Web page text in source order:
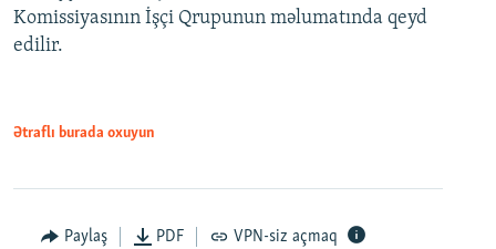
Komissiyasının İşçi Qrupunun məlumatında qeyd
edilir.
Ətraflı burada oxuyun
Paylaş PDF VPN-siz açmaq